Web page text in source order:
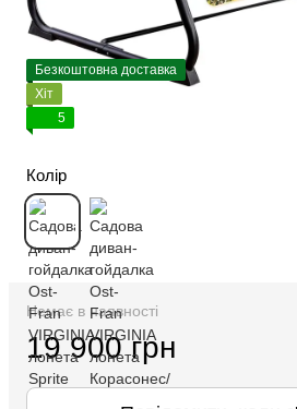
Безкоштовна доставка
Хіт
5
Колір
Немає в наявності
19 900 грн